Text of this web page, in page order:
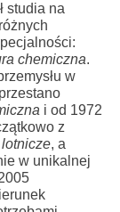
studia na
chemiczna.
w
i od 1972
z
, a
w unikalnej